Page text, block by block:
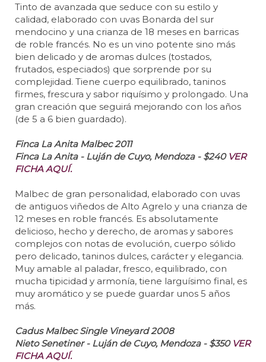
Tinto de avanzada que seduce con su estilo y
calidad, elaborado con uvas Bonarda del sur
mendocino y una crianza de 18 meses en barricas
de roble francés. No es un vino potente sino más
bien delicado y de aromas dulces (tostados,
frutados, especiados) que sorprende por su
complejidad. Tiene cuerpo equilibrado, taninos
firmes, frescura y sabor riquísimo y prolongado. Una
gran creación que seguirá mejorando con los años
(de 5 a 6 bien guardado).
Finca La Anita Malbec 2011
Finca La Anita - Luján de Cuyo, Mendoza - $240 VER
FICHA AQUÍ.
Malbec de gran personalidad, elaborado con uvas
de antiguos viñedos de Alto Agrelo y una crianza de
12 meses en roble francés. Es absolutamente
delicioso, hecho y derecho, de aromas y sabores
complejos con notas de evolución, cuerpo sólido
pero delicado, taninos dulces, carácter y elegancia.
Muy amable al paladar, fresco, equilibrado, con
mucha tipicidad y armonía, tiene larguísimo final, es
muy aromático y se puede guardar unos 5 años
más.
Cadus Malbec Single Vineyard 2008
Nieto Senetiner - Luján de Cuyo, Mendoza - $350 VER
FICHA AQUÍ.